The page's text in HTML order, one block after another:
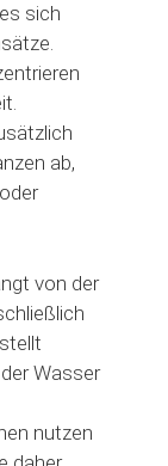
sich
ab,
von der
Wasser
nutzen